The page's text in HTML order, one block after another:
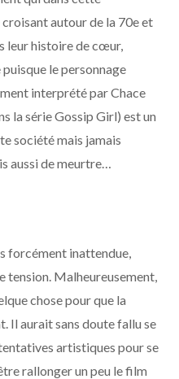
autour de la 70e et
leur histoire de cœur,
le personnage
interprété par Chace
la série Gossip Girl) est un
société mais jamais
aussi de meurtre…
forcément inattendue,
tension. Malheureusement,
chose pour que la
Il aurait sans doute fallu se
artistiques pour se
rallonger un peu le film